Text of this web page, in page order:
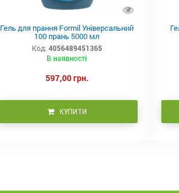
Гель для прання Formil Універсальний
100 прань 5000 мл
Код: 4056489451365
В наявності
597,00 грн.
КУПИТИ